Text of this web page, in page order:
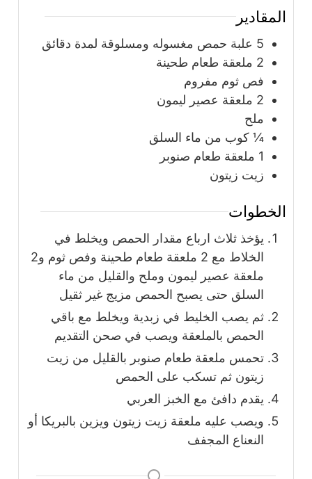
المقادير
5 علبة حمص مغسوله ومسلوقة لمدة دقائق
2 ملعقة طعام طحينة
فص ثوم مفروم
2 ملعقة عصير ليمون
ملح
¼ كوب من ماء السلق
1 ملعقة طعام صنوبر
زيت زيتون
الخطوات
يؤخذ ثلاث ارباع مقدار الحمص ويخلط في
الخلاط مع 2 ملعقة طعام طحينة وفص ثوم و2
ملعقة عصير ليمون وملح والقليل من ماء
السلق حتى يصبح الحمص مزيج غير ثقيل
ثم يصب الخليط في زبدية ويخلط مع باقي
الحمص بالملعقة ويصب في صحن التقديم
تحمس ملعقة طعام صنوبر بالقليل من زيت
زيتون ثم تسكب على الحمص
يقدم دافئ مع الخبز العربي
ويصب عليه ملعقة زيت زيتون ويزين بالبريكا أو
النعناع المجفف